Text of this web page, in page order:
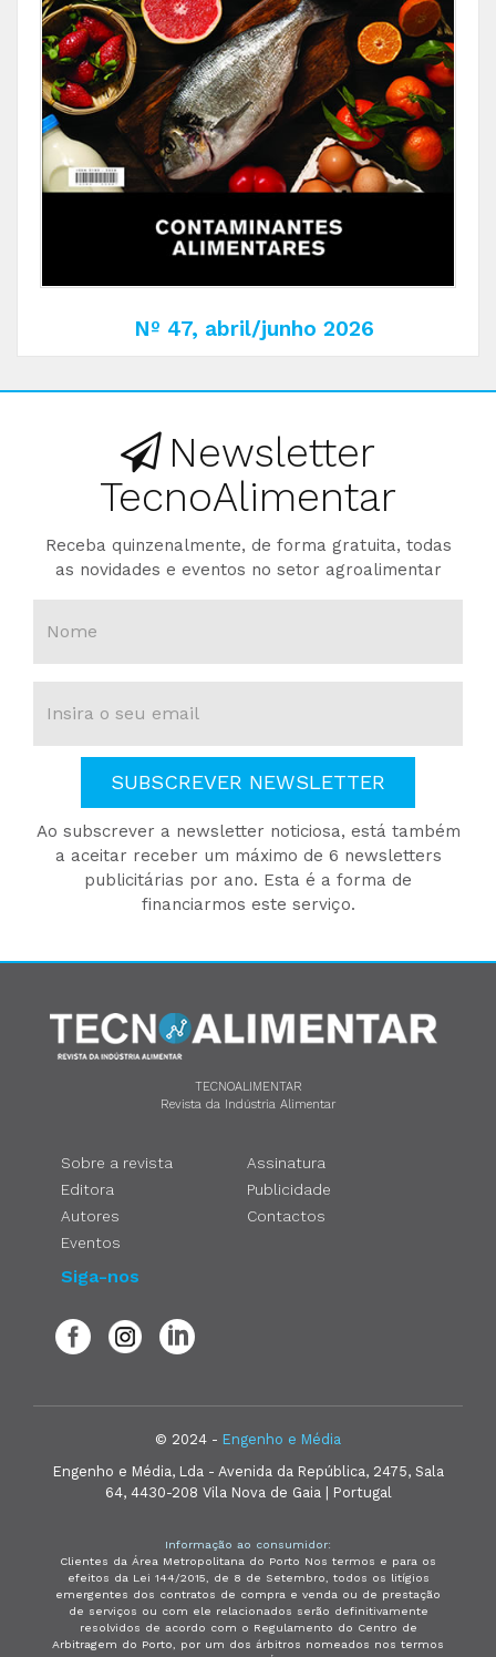
Nº 47, abril/junho 2026
Newsletter
TecnoAlimentar
Receba quinzenalmente, de forma gratuita, todas
as novidades e eventos no setor agroalimentar
SUBSCREVER NEWSLETTER
Ao subscrever a newsletter noticiosa, está também
a aceitar receber um máximo de 6 newsletters
publicitárias por ano. Esta é a forma de
financiarmos este serviço.
TECNOALIMENTAR
Revista da Indústria Alimentar
Sobre a revista
Editora
Autores
Eventos
Assinatura
Publicidade
Contactos
Siga-nos
© 2024 - Engenho e Média
Engenho e Média, Lda - Avenida da República, 2475, Sala
64, 4430-208 Vila Nova de Gaia | Portugal
Informação ao consumidor:
Clientes da Área Metropolitana do Porto Nos termos e para os
efeitos da Lei 144/2015, de 8 de Setembro, todos os litígios
emergentes dos contratos de compra e venda ou de prestação
de serviços ou com ele relacionados serão definitivamente
resolvidos de acordo com o Regulamento do Centro de
Arbitragem do Porto, por um dos árbitros nomeados nos termos